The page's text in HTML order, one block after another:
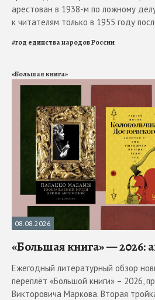
арестован в 1938-м по ложному
к читателям только в 1955 году
#год единства народов России
«Большая книга»
08.08.2026
«Большая книга» — 2026:
Ежегодный литературный обзор
переплёт «Большой книги» – 2026,
Викторовича Маркова. Вторая